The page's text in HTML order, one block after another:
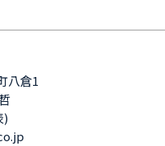
八倉1
)